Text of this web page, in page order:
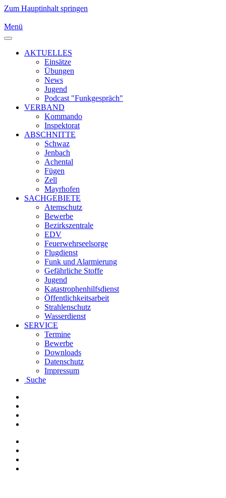
Zum Hauptinhalt springen
Menü
AKTUELLES
Einsätze
Übungen
News
Jugend
Podcast "Funkgespräch"
VERBAND
Kommando
Inspektorat
ABSCHNITTE
Schwaz
Jenbach
Achental
Fügen
Zell
Mayrhofen
SACHGEBIETE
Atemschutz
Bewerbe
Bezirkszentrale
EDV
Feuerwehrseelsorge
Flugdienst
Funk und Alarmierung
Gefährliche Stoffe
Jugend
Katastrophenhilfsdienst
Öffentlichkeitsarbeit
Strahlenschutz
Wasserdienst
SERVICE
Termine
Bewerbe
Downloads
Datenschutz
Impressum
Suche